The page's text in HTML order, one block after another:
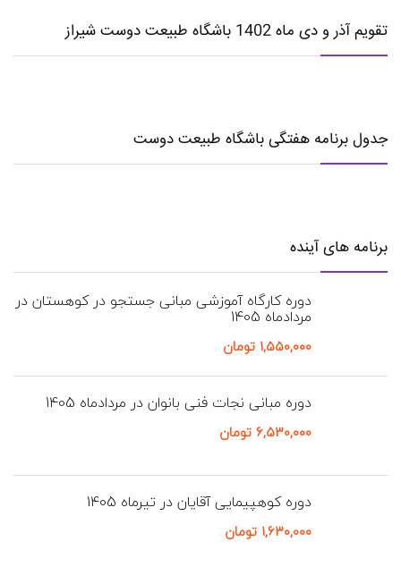
تقویم آذر و دی ماه 1402 باشگاه طبیعت دوست شیراز
جدول برنامه هفتگی باشگاه طبیعت دوست
برنامه های آینده
دوره کارگاه آموزشی مبانی جستجو در کوهستان در
مردادماه 1405
۱,۵۵۰,۰۰۰ تومان
دوره مبانی نجات فنی بانوان در مردادماه 1405
۶,۵۳۰,۰۰۰تومان
دوره کوهپیمایی آقایان در تیرماه 1405
۱,۶۳۰,۰۰۰ تومان